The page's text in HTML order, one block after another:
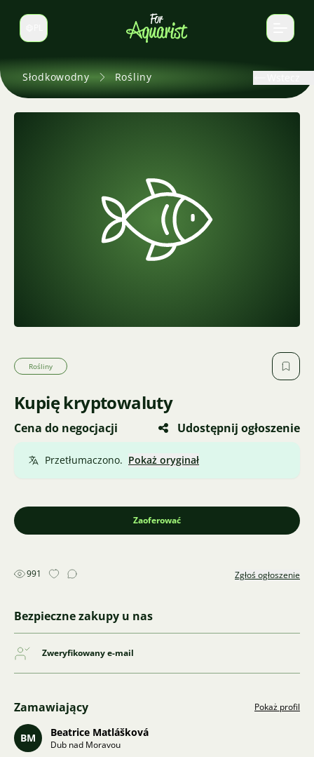
Zmień język
Słodkowodny Rośliny
Rośliny
Kupię kryptowaluty
Cena do negocjacji Udostępnij ogłoszenie
Przetłumaczono. Pokaż oryginał
Zaoferować
991 Zgłoś ogłoszenie
Bezpieczne zakupy u nas
Zweryfikowany e-mail
Zamawiający Pokaż profil
BM Beatrice Matlášková
Dub nad Moravou